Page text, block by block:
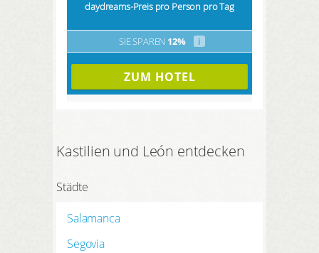
daydreams-Preis pro Person pro Tag
SIE SPAREN 12% i
ZUM HOTEL
Kastilien und León entdecken
Städte
Salamanca
Segovia